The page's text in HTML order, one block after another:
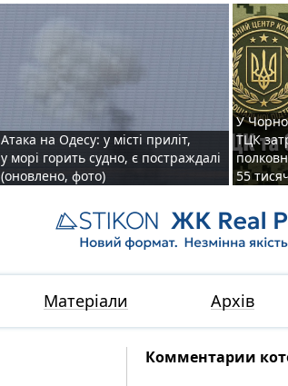
Атака на Одесу: у місті приліт,
у морі горить судно, є постраждалі
(оновлено, фото)
У
ТЦК
55
Матеріали Архів
Комментарии